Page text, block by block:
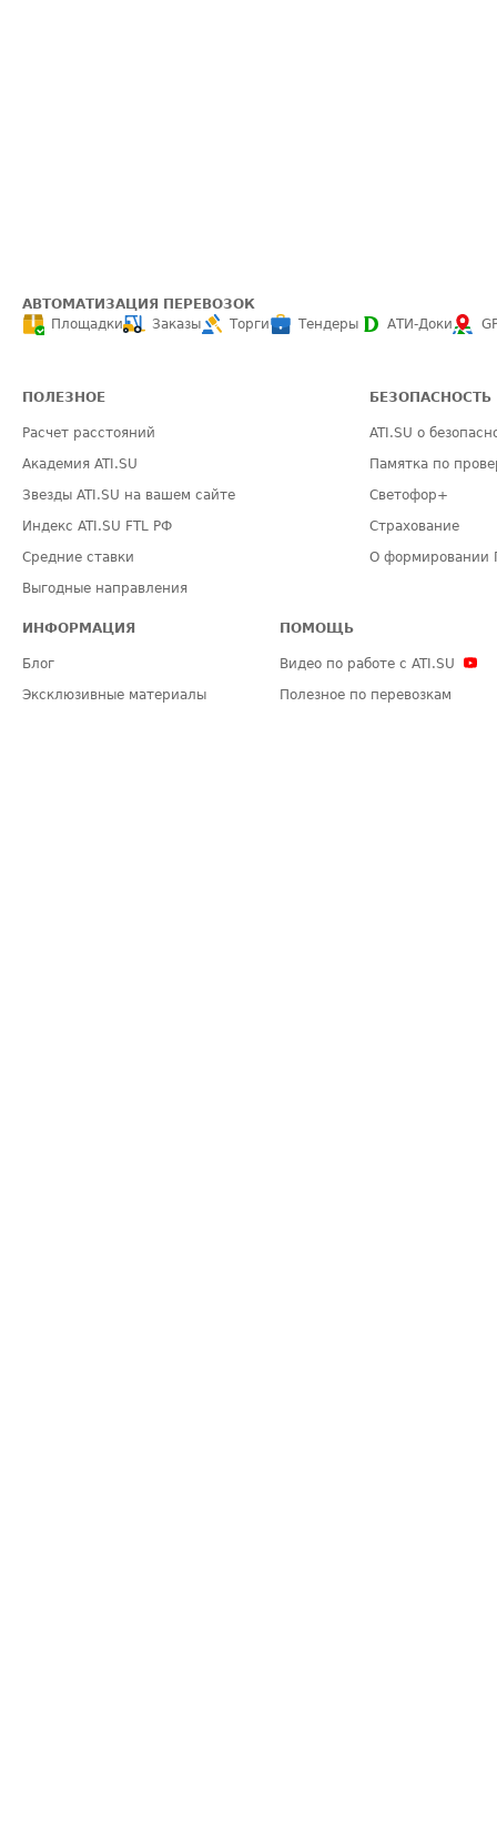
АВТОМАТИЗАЦИЯ ПЕРЕВОЗОК
Площадки
Заказы Торги Тендеры АТИ-Доки
ПОЛЕЗНОЕ
Расчет расстояний
Академия ATI.SU
Звезды ATI.SU на вашем сайте
Индекс ATI.SU FTL РФ
Средние ставки
Выгодные направления
БЕЗОПАСНОСТЬ
ATI.SU о
Памятка по
Светофор+
Страхование
О формировании
ИНФОРМАЦИЯ
Блог
Эксклюзивные материалы
ПОМОЩЬ
Видео по работе с ATI.SU
Полезное по перевозкам